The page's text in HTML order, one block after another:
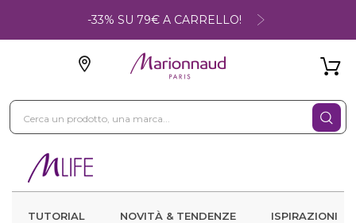
-33% SU 79€ A CARRELLO!
TUTORIAL NOVITÀ & TENDENZE ISPIRAZIONI